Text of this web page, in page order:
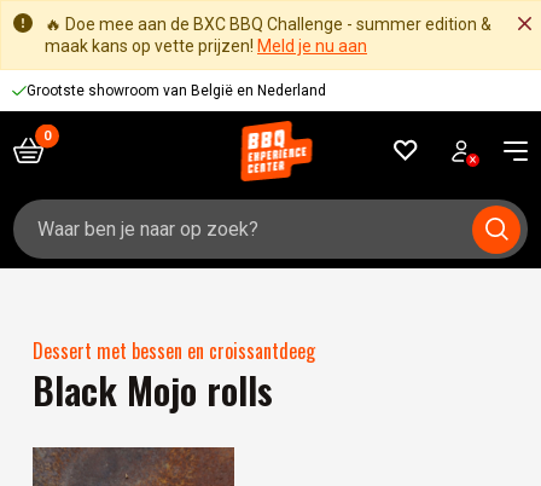
🔥 Doe mee aan de BXC BBQ Challenge - summer edition &
maak kans op vette prijzen! Meld je nu aan
Grootste showroom van België en Nederland
Zoeken
naar:
Dessert met bessen en croissantdeeg
Black Mojo rolls